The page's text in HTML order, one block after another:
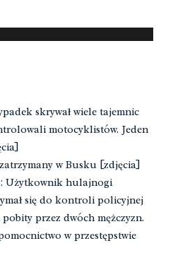
skrywał wiele tajemnic
motocyklistów. Jeden
w Busku [zdjęcia]
Użytkownik hulajnogi
się do kontroli policyjnej
przez dwóch mężczyzn.
w przestępstwie